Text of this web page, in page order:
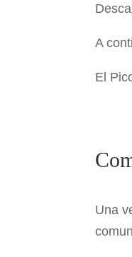
A
El
Una